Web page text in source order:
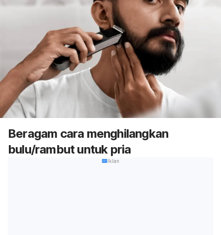
Beragam cara menghilangkan
bulu/rambut untuk pria
Iklan